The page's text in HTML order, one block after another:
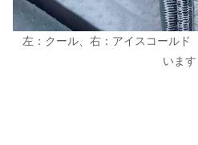
左：クール、右：アイスコール
います